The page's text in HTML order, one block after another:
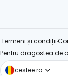
Termeni și condiții
Pentru dragostea de
cestee.ro
cestee.com